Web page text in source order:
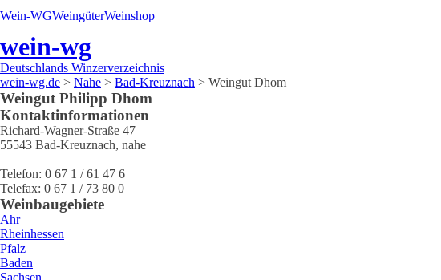
Wein-WGWeingüterWeinshop
wein-wg
Deutschlands Winzerverzeichnis
wein-wg.de > Nahe > Bad-Kreuznach > Weingut Dhom
Weingut Philipp Dhom
Kontaktinformationen
Richard-Wagner-Straße 47
55543 Bad-Kreuznach, nahe
Telefon: 0 67 1 / 61 47 6
Telefax: 0 67 1 / 73 80 0
Weinbaugebiete
Ahr
Rheinhessen
Pfalz
Baden
Sachsen